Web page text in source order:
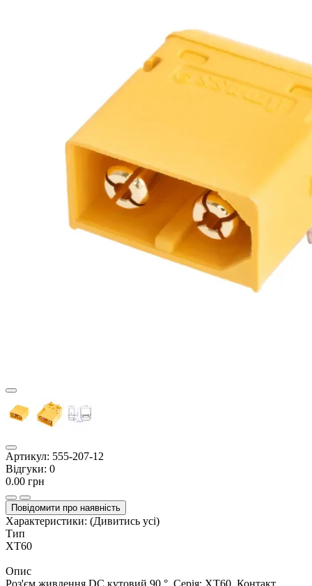
Артикул: 555-207-12
Відгуки: 0
0.00 грн
Повідомити про наявність
Характеристики: (Дивитись усі)
Тип
XT60
Опис
Роз'єм живлення DC кутовий 90 °. Серія: XT60. Контакт